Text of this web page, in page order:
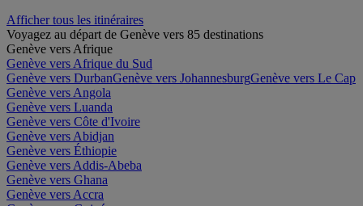
Afficher tous les itinéraires
Voyagez au départ de Genève vers 85 destinations
Genève vers Afrique
Genève vers Afrique du Sud
Genève vers DurbanGenève vers JohannesburgGenève vers Le Cap
Genève vers Angola
Genève vers Luanda
Genève vers Côte d'Ivoire
Genève vers Abidjan
Genève vers Éthiopie
Genève vers Addis-Abeba
Genève vers Ghana
Genève vers Accra